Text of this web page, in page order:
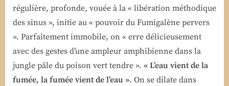
régulière, profonde, vouée à la « libération méthodique
des sinus », initie au « pouvoir du Fumigalène pervers
». Parfaitement immobile, on « erre délicieusement
avec des gestes d’une ampleur amphibienne dans la
jungle pâle du poison vert tendre ». « L’eau vient de la
fumée, la fumée vient de l’eau ». On se dilate dans